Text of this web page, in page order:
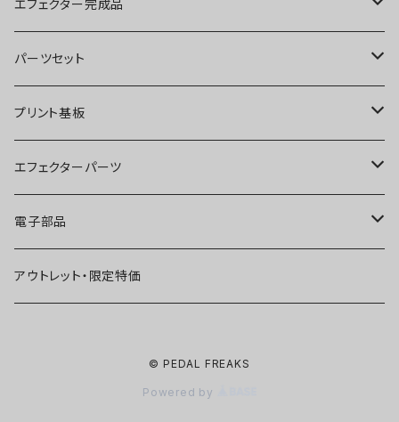
ブースター
オーバードライブ
ディストーション
ファズ
プリアンプ
空間系
エフェクター完成品
ブースター
オーバードライブ
ディストーション
ファズ
空間系
パーツセット
ブースター
オーバードライブ
ディストーション
ファズ
プリント基板
オーバードライブ
ディストーション
ファズ
エフェクターパーツ
スイッチ
ジャック
電子部品
IC
アウトレット・限定特価
© PEDAL FREAKS
Powered by